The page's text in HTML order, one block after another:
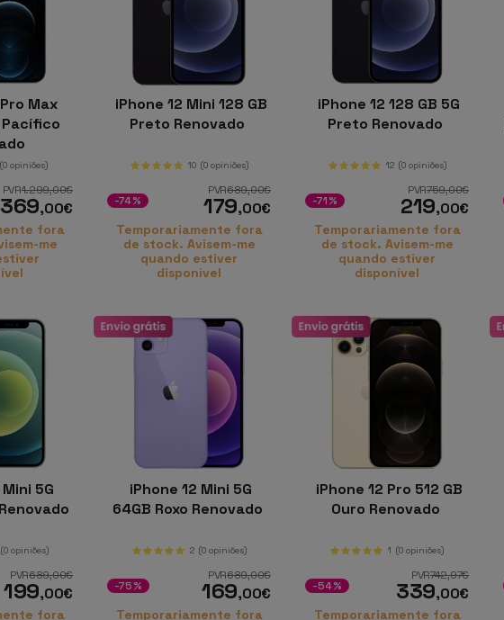
Max
Pacífico
(0 opiniões)
PVR1.299,00€
369,00€
fora
me
iPhone 12 Mini 128 GB
Preto Renovado
10 (0 opiniões)
PVR689,00€
179,00€
-74%
Temporariamente fora
de stock. Avisem-me
quando estiver
disponível
iPhone 12 128 GB 5G
Preto Renovado
12 (0 opiniões)
PVR759,00€
219,00€
-71%
Temporariamente fora
de stock. Avisem-me
quando estiver
disponível
5G
(0 opiniões)
PVR689,00€
199,00€
fora
iPhone 12 Mini 5G
64GB Roxo Renovado
2 (0 opiniões)
PVR689,00€
169,00€
-75%
Temporariamente fora
iPhone 12 Pro 512 GB
Ouro Renovado
1 (0 opiniões)
PVR742,97€
339,00€
-54%
Temporariamente fora